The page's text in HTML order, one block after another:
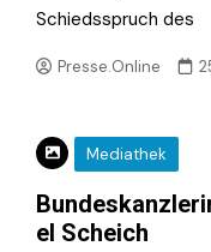
Schiedsspruch des
Presse.Online
Mediathek
el Scheich